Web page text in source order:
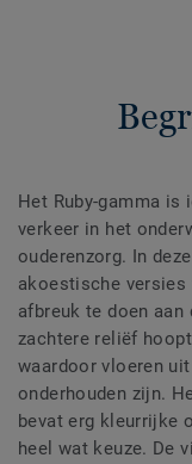
Het Ruby-gamma is
verkeer in het
ouderenzorg. In
akoestische versies
afbreuk te doen
zachtere reliëf
waardoor vloeren
onderhouden zijn.
bevat erg kleurrijke
heel wat keuze. De